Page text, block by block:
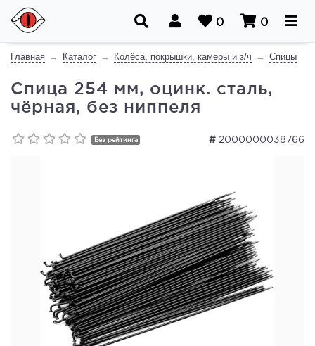
0 0
Главная Каталог Колёса, покрышки, камеры и з/ч Спицы
Спица 254 мм, оцинк. сталь,
чёрная, без ниппеля
# 2000000038766
Без рейтинга